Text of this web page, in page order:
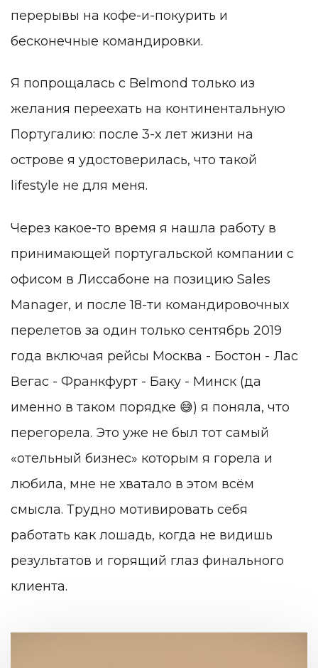
перерывы на кофе-и-покурить и
бесконечные командировки.
Я попрощалась с Belmond только из
желания переехать на континентальную
Португалию: после 3-х лет жизни на
острове я удостоверилась, что такой
lifestyle не для меня.
Через какое-то время я нашла работу в
принимающей португальской компании с
офисом в Лиссабоне на позицию Sales
Manager, и после 18-ти командировочных
перелетов за один только сентябрь 2019
года включая рейсы Москва - Бостон - Лас
Вегас - Франкфурт - Баку - Минск (да
именно в таком порядке 😅) я поняла, что
перегорела. Это уже не был тот самый
«отельный бизнес» которым я горела и
любила, мне не хватало в этом всём
смысла. Трудно мотивировать себя
работать как лошадь, когда не видишь
результатов и горящий глаз финального
клиента.